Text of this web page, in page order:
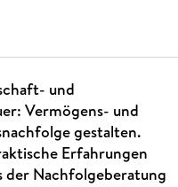
und
Vermögens- und
gestalten.
Erfahrungen
der Nachfolgeberatung